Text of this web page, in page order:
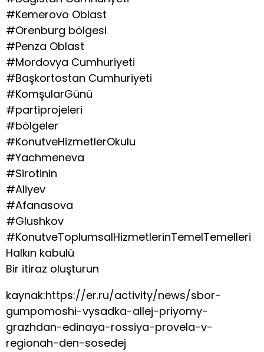
#Kemerovo Oblast
#Orenburg bölgesi
#Penza Oblast
#Mordovya Cumhuriyeti
#Başkortostan Cumhuriyeti
#KomşularGünü
#partiprojeleri
#bölgeler
#KonutveHizmetlerOkulu
#Yachmeneva
#Sirotinin
#Aliyev
#Afanasova
#Glushkov
#KonutveToplumsalHizmetlerinTemelTemelleri
Halkın kabulü
Bir itiraz oluşturun
kaynak:https://er.ru/activity/news/sbor-
gumpomoshi-vysadka-allej-priyomy-
grazhdan-edinaya-rossiya-provela-v-
regionah-den-sosedej